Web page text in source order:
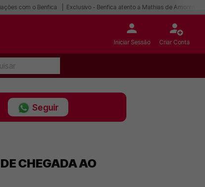
com o Benfica Exclusivo - Benfica atento a Mathias de Amorim
Iniciar Sessão Criar Conta
Seguir
CHEGADA AO